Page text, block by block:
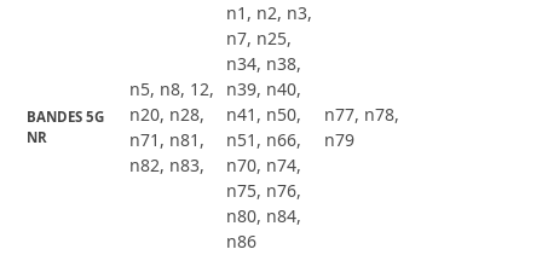
BANDES 5G
NR
n5, n8, 12,
n20, n28,
n71, n81,
n82, n83,
n1, n2, n3,
n7, n25,
n34, n38,
n39, n40,
n41, n50,
n51, n66,
n70, n74,
n75, n76,
n80, n84,
n86
n77, n78,
n79